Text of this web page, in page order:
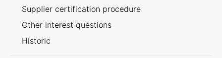
Supplier certification procedure
Other interest questions
Historic